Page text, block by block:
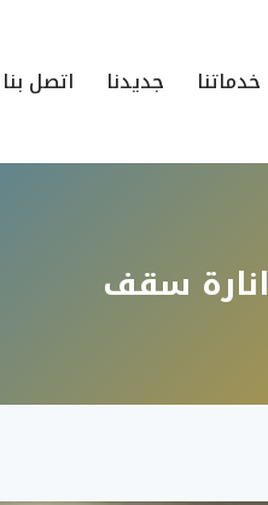
خدماتنا جديدنا اتصل بنا
انارة سقف